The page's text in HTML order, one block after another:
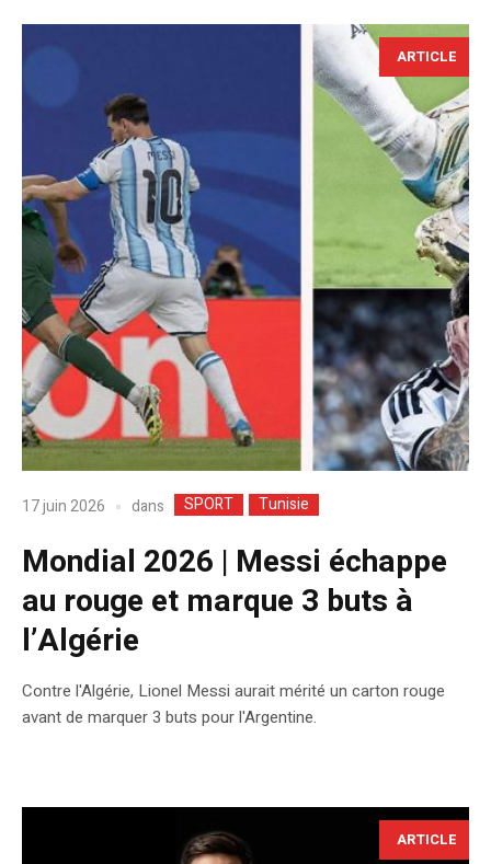
ARTICLE
17 juin 2026 dans SPORT Tunisie
Mondial 2026 | Messi échappe
au rouge et marque 3 buts à
l’Algérie
Contre l'Algérie, Lionel Messi aurait mérité un carton rouge
avant de marquer 3 buts pour l'Argentine.
ARTICLE